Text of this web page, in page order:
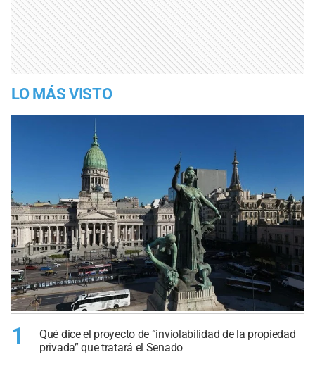
LO MÁS VISTO
1
Qué dice el proyecto de “inviolabilidad de la propiedad
privada” que tratará el Senado